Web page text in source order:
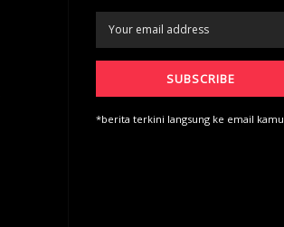
*berita terkini langsung ke email kamu